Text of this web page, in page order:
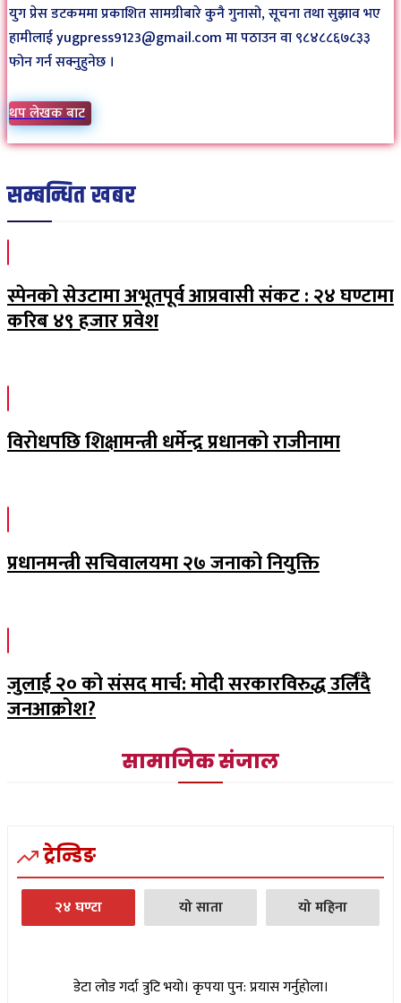
युग प्रेस डटकममा प्रकाशित सामग्रीबारे कुनै गुनासो, सूचना तथा सुझाव भए
हामीलाई yugpress9123@gmail.com मा पठाउन वा ९८४८८६७८३३
फोन गर्न सक्नुहुनेछ ।
थप लेखक बाट
सम्बन्धित खबर
स्पेनको सेउटामा अभूतपूर्व आप्रवासी संकट : २४ घण्टामा
करिब ४९ हजार प्रवेश
विरोधपछि शिक्षामन्त्री धर्मेन्द्र प्रधानको राजीनामा
प्रधानमन्त्री सचिवालयमा २७ जनाको नियुक्ति
जुलाई २० को संसद मार्च: मोदी सरकारविरुद्ध उर्लिंदै
जनआक्रोश?
सामाजिक संजाल
ट्रेन्डिङ
२४ घण्टा यो साता यो महिना
डेटा लोड गर्दा त्रुटि भयो। कृपया पुन: प्रयास गर्नुहोला।